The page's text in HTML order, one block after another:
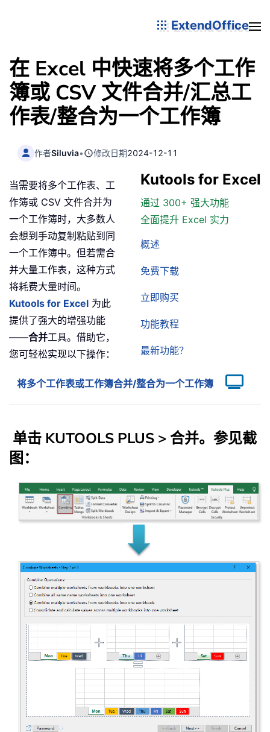
ExtendOffice
在 Excel 中快速将多个工作
簿或 CSV 文件合并/汇总工
作表/整合为一个工作簿
作者Siluvia• 修改日期2024-12-11
Kutools for Excel
通过 300+ 强大功能
全面提升 Excel 实力
概述
免费下载
立即购买
功能教程
最新功能？
当需要将多个工作表、工
作簿或 CSV 文件合并为
一个工作簿时，大多数人
会想到手动复制粘贴到同
一个工作簿中。但若需合
并大量工作表，这种方式
将耗费大量时间。
Kutools for Excel 为此
提供了强大的增强功能
——合并工具。借助它，
您可轻松实现以下操作：
将多个工作表或工作簿合并/整合为一个工作簿
单击 KUTOOLS PLUS > 合并。参见截
图：